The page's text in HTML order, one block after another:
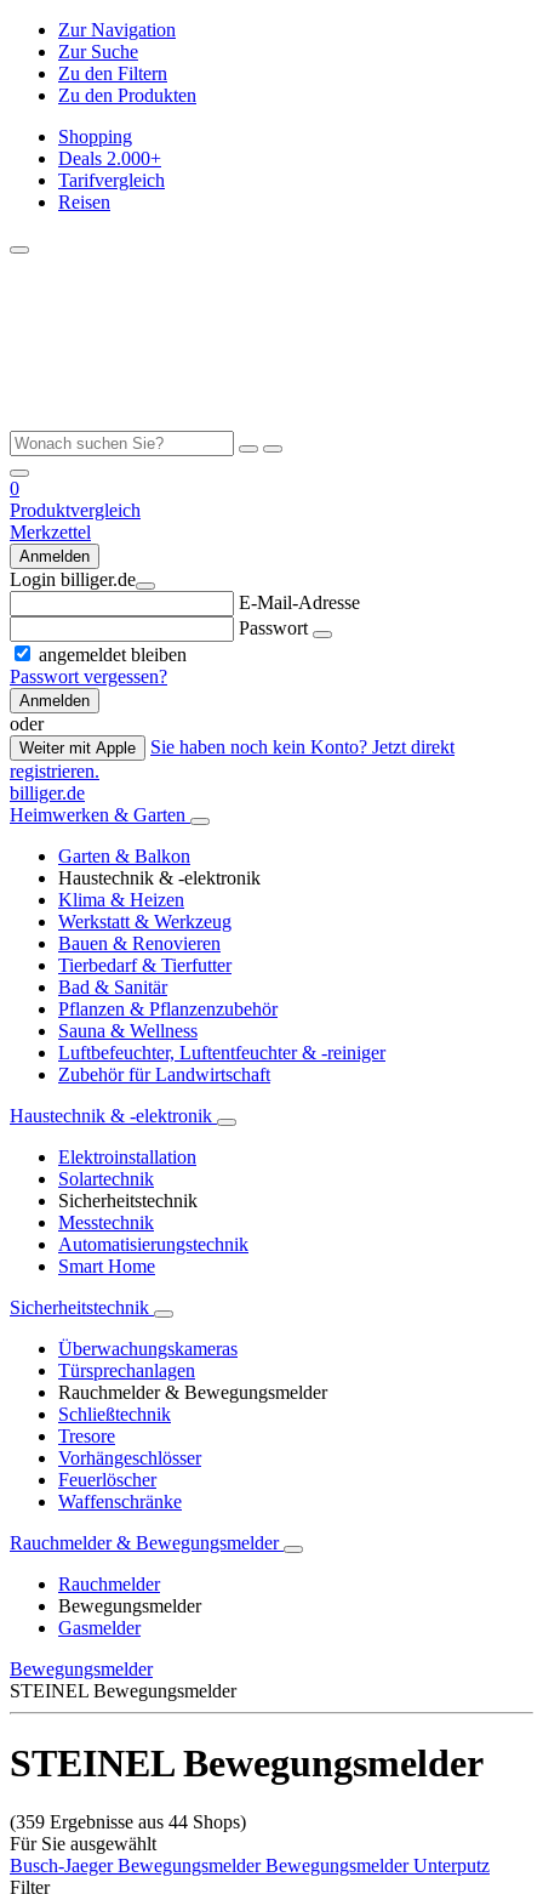
Zur Navigation
Zur Suche
Zu den Filtern
Zu den Produkten
Shopping
Deals 2.000+
Tarifvergleich
Reisen
0
Produktvergleich
Merkzettel
Anmelden
Login billiger.de
E-Mail-Adresse
Passwort
angemeldet bleiben
Passwort vergessen?
Anmelden
oder
Weiter mit Apple
Sie haben noch kein Konto? Jetzt direkt
registrieren.
billiger.de
Heimwerken & Garten
Garten & Balkon
Haustechnik & -elektronik
Klima & Heizen
Werkstatt & Werkzeug
Bauen & Renovieren
Tierbedarf & Tierfutter
Bad & Sanitär
Pflanzen & Pflanzenzubehör
Sauna & Wellness
Luftbefeuchter, Luftentfeuchter & -reiniger
Zubehör für Landwirtschaft
Haustechnik & -elektronik
Elektroinstallation
Solartechnik
Sicherheitstechnik
Messtechnik
Automatisierungstechnik
Smart Home
Sicherheitstechnik
Überwachungskameras
Türsprechanlagen
Rauchmelder & Bewegungsmelder
Schließtechnik
Tresore
Vorhängeschlösser
Feuerlöscher
Waffenschränke
Rauchmelder & Bewegungsmelder
Rauchmelder
Bewegungsmelder
Gasmelder
Bewegungsmelder
STEINEL Bewegungsmelder
STEINEL Bewegungsmelder
(359 Ergebnisse aus 44 Shops)
Für Sie ausgewählt
Busch-Jaeger BewegungsmelderBewegungsmelder Unterputz
Filter